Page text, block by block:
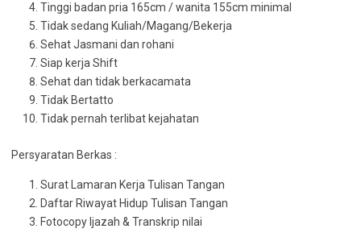
Tinggi badan pria 165cm / wanita 155cm minimal
Tidak sedang Kuliah/Magang/Bekerja
Sehat Jasmani dan rohani
Siap kerja Shift
Sehat dan tidak berkacamata
Tidak Bertatto
Tidak pernah terlibat kejahatan
Persyaratan Berkas :
Surat Lamaran Kerja Tulisan Tangan
Daftar Riwayat Hidup Tulisan Tangan
Fotocopy Ijazah & Transkrip nilai